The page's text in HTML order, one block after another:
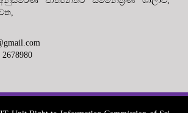
2678980